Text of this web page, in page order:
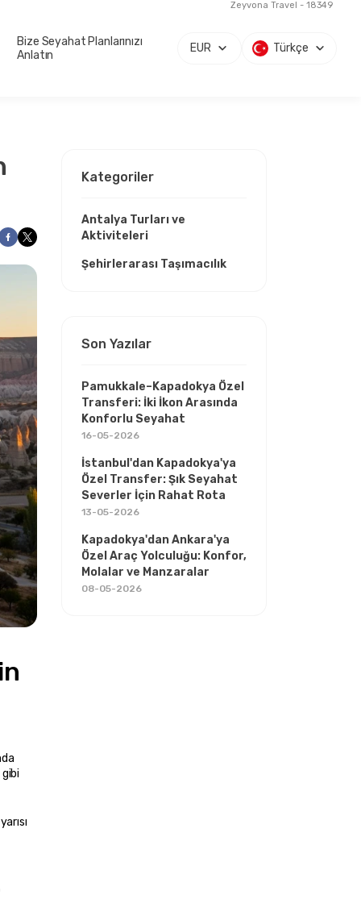
Zeyvona Travel - 18349
Bize Seyahat Planlarınızı
Anlatın
EUR Türkçe
Kategoriler
Antalya Turları ve
Aktiviteleri
Şehirlerarası Taşımacılık
Son Yazılar
Pamukkale–Kapadokya Özel
Transferi: İki İkon Arasında
Konforlu Seyahat
16-05-2026
İstanbul'dan Kapadokya'ya
Özel Transfer: Şık Seyahat
Severler İçin Rahat Rota
13-05-2026
Kapadokya'dan Ankara'ya
Özel Araç Yolculuğu: Konfor,
Molalar ve Manzaralar
08-05-2026